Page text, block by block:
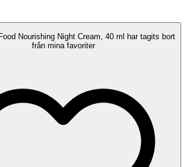
Nourishing Night Cream, 40 ml har tagits bort
från mina favoriter